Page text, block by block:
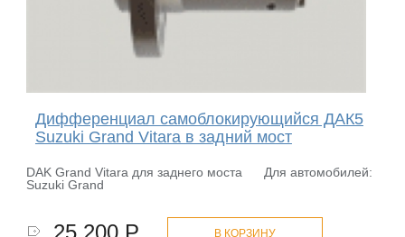
Дифференциал самоблокирующийся ДАК5
Suzuki Grand Vitara в задний мост
DAK Grand Vitara для заднего моста Для автомобилей:
Suzuki Grand
25 200 Р. В КОРЗИНУ